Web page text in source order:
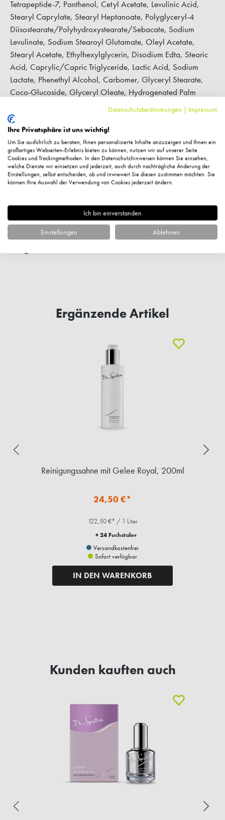
Tetrapeptide-7, Panthenol, Cetyl Acetate, Levulinic Acid,
Stearyl Caprylate, Stearyl Heptanoate, Polyglyceryl-4
Diisostearate/Polyhydroxystearate/Sebacate, Sodium
Levulinate, Sodium Stearoyl Glutamate, Oleyl Acetate,
Stearyl Acetate, Ethylhexylglycerin, Disodium Edta, Stearic
Acid, Caprylic/Capric Triglyceride, Lactic Acid, Sodium
Lactate, Phenethyl Alcohol, Carbomer, Glyceryl Stearate,
Coco-Glucoside, Glyceryl Oleate, Hydrogenated Palm
Glycerides Citrate, Citric Acid, Sodium Dehydroacetate,
Phenoxyethanol, Potassium Sorbate, Parfum (Fragrance),
Hexyl Cinnamal, Limonene, Linalool
Hersteller-Kontaktinformationen
Ergänzende Artikel
Reinigungssahne mit Gelee Royal, 200ml
24,50 €*
122,50 €* / 1 Liter
+ 24 Fuchstaler
Versandkostenfrei
Sofort verfügbar
IN DEN WARENKORB
Kunden kauften auch
Datenschutzbestimmungen | Impressum
Ihre Privatsphäre ist uns wichtig!
Um Sie ausführlich zu beraten, Ihnen personalisierte Inhalte anzuzeigen und Ihnen ein
großartiges Webseiten-Erlebnis bieten zu können, nutzen wir auf unserer Seite
Cookies und Trackingmethoden. In den Datenschutzhinweisen können Sie einsehen,
welche Dienste wir einsetzen und jederzeit, auch durch nachträgliche Änderung der
Einstellungen, selbst entscheiden, ob und inwieweit Sie diesen zustimmen möchten. Sie
können Ihre Auswahl der Verwendung von Cookies jederzeit ändern.
Ich bin einverstanden
Einstellungen Ablehnen